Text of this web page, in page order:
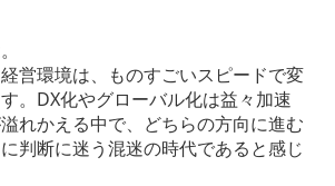
主の皆さま
ついて
営環境は、ものすごいスピードで変
。DX化やグローバル化は益々加速
れかえる中で、どちらの方向に進む
判断に迷う混迷の時代であると感じ